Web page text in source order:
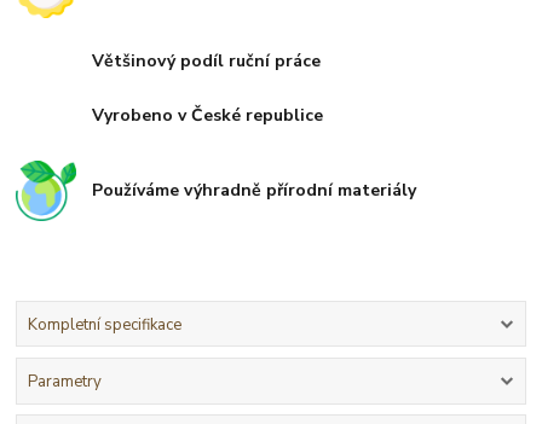
Většinový podíl ruční práce
Vyrobeno v České republice
Používáme výhradně přírodní materiály
Kompletní specifikace
Parametry